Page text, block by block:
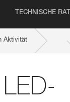
TECHNISCHE
Aktivität